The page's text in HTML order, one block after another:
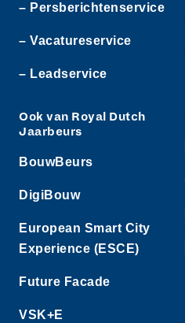
– Persberichtenservice
– Vacatureservice
– Leadservice
Ook van Royal Dutch
Jaarbeurs
BouwBeurs
DigiBouw
European Smart City
Experience (ESCE)
Future Facade
VSK+E